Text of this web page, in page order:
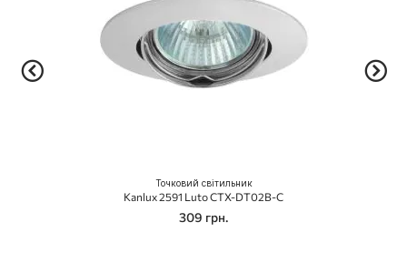
Точковий світильник
Kanlux 2591 Luto CTX-DT02B-C
309 грн.